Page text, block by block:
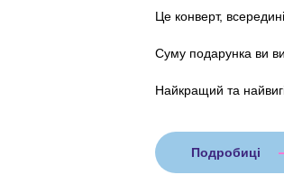
Це конверт,
Суму подарунка ви
Найкращий та
Подробиці